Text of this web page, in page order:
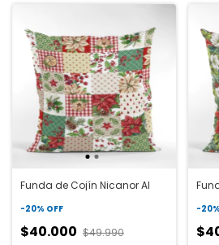
Funda de Cojín Nicanor Al
-20% OFF
$40.000 $49.990
-20%